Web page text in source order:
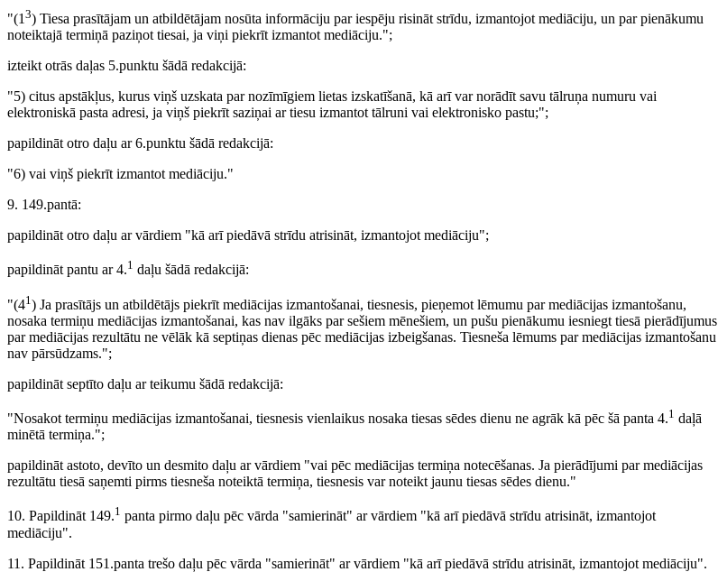
"(13) Tiesa prasītājam un atbildētājam nosūta informāciju par iespēju risināt strīdu, izmantojot mediāciju, un par pienākumu
noteiktajā termiņā paziņot tiesai, ja viņi piekrīt izmantot mediāciju.";
izteikt otrās daļas 5.punktu šādā redakcijā:
"5) citus apstākļus, kurus viņš uzskata par nozīmīgiem lietas izskatīšanā, kā arī var norādīt savu tālruņa numuru vai
elektroniskā pasta adresi, ja viņš piekrīt saziņai ar tiesu izmantot tālruni vai elektronisko pastu;";
papildināt otro daļu ar 6.punktu šādā redakcijā:
"6) vai viņš piekrīt izmantot mediāciju."
9. 149.pantā:
papildināt otro daļu ar vārdiem "kā arī piedāvā strīdu atrisināt, izmantojot mediāciju";
papildināt pantu ar 4.1 daļu šādā redakcijā:
"(41 ) Ja prasītājs un atbildētājs piekrīt mediācijas izmantošanai, tiesnesis, pieņemot lēmumu par mediācijas izmantošanu,
nosaka termiņu mediācijas izmantošanai, kas nav ilgāks par sešiem mēnešiem, un pušu pienākumu iesniegt tiesā pierādījumus
par mediācijas rezultātu ne vēlāk kā septiņas dienas pēc mediācijas izbeigšanas. Tiesneša lēmums par mediācijas izmantošanu
nav pārsūdzams.";
papildināt septīto daļu ar teikumu šādā redakcijā:
"Nosakot termiņu mediācijas izmantošanai, tiesnesis vienlaikus nosaka tiesas sēdes dienu ne agrāk kā pēc šā panta 4.1 daļā
minētā termiņa.";
papildināt astoto, devīto un desmito daļu ar vārdiem "vai pēc mediācijas termiņa notecēšanas. Ja pierādījumi par mediācijas
rezultātu tiesā saņemti pirms tiesneša noteiktā termiņa, tiesnesis var noteikt jaunu tiesas sēdes dienu."
10. Papildināt 149.1 panta pirmo daļu pēc vārda "samierināt" ar vārdiem "kā arī piedāvā strīdu atrisināt, izmantojot
mediāciju".
11. Papildināt 151.panta trešo daļu pēc vārda "samierināt" ar vārdiem "kā arī piedāvā strīdu atrisināt, izmantojot mediāciju".